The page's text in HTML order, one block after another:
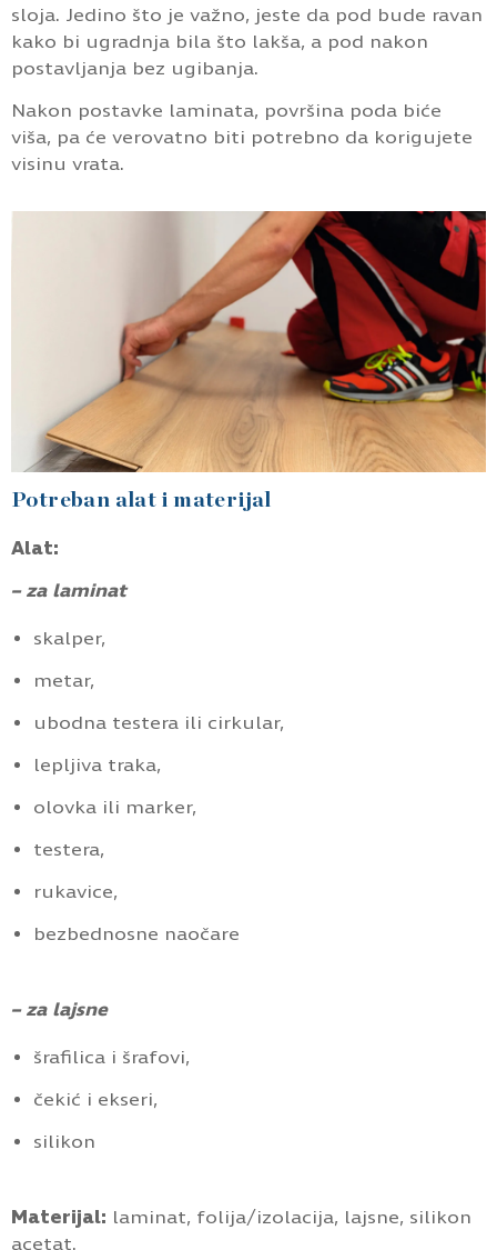
sloja. Jedino što je važno, jeste da pod bude ravan
kako bi ugradnja bila što lakša, a pod nakon
postavljanja bez ugibanja.
Nakon postavke laminata, površina poda biće
viša, pa će verovatno biti potrebno da korigujete
visinu vrata.
Potreban alat i materijal
Alat:
– za laminat
skalper,
metar,
ubodna testera ili cirkular,
lepljiva traka,
olovka ili marker,
testera,
rukavice,
bezbednosne naočare
– za lajsne
šrafilica i šrafovi,
čekić i ekseri,
silikon
Materijal: laminat, folija/izolacija, lajsne, silikon
acetat.